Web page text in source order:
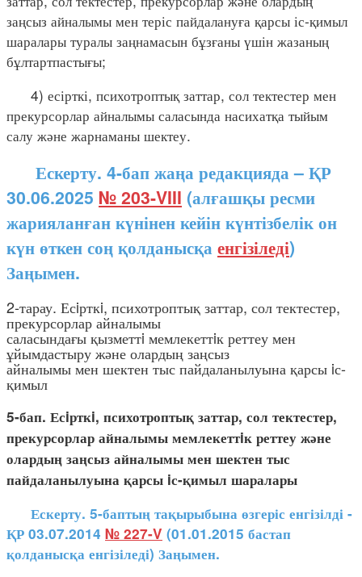
заңсыз айналымы мен теріс пайдалануға қарсы іс-қимыл
шаралары туралы заңнамасын бұзғаны үшін жазаның
бұлтартпастығы;
4) есірткі, психотроптық заттар, сол тектестер мен
прекурсорлар айналымы саласында насихатқа тыйым
салу және жарнаманы шектеу.
Ескерту. 4-бап жаңа редакцияда – ҚР
30.06.2025 № 203-VIII (алғашқы ресми
жарияланған күнінен кейін күнтізбелік он
күн өткен соң қолданысқа енгізіледі)
Заңымен.
2-тарау. Есiрткi, психотроптық заттар, сол тектестер,
прекурсорлар айналымы
саласындағы қызметтi мемлекеттiк реттеу мен
ұйымдастыру және олардың заңсыз
айналымы мен шектен тыс пайдаланылуына қарсы iс-
қимыл
5-бап. Есiрткi, психотроптық заттар, сол тектестер,
прекурсорлар айналымы мемлекеттiк реттеу және
олардың заңсыз айналымы мен шектен тыс
пайдаланылуына қарсы iс-қимыл шаралары
Ескерту. 5-баптың тақырыбына өзгеріс енгізілді -
ҚР 03.07.2014 № 227-V (01.01.2015 бастап
қолданысқа енгізіледі) Заңымен.